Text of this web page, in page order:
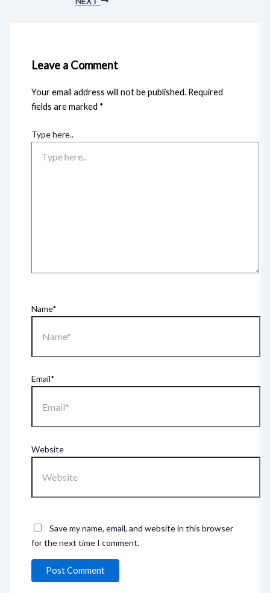
Leave a Comment
Your email address will not be published. Required
fields are marked *
Type here..
Name*
Email*
Website
Save my name, email, and website in this browser
for the next time I comment.